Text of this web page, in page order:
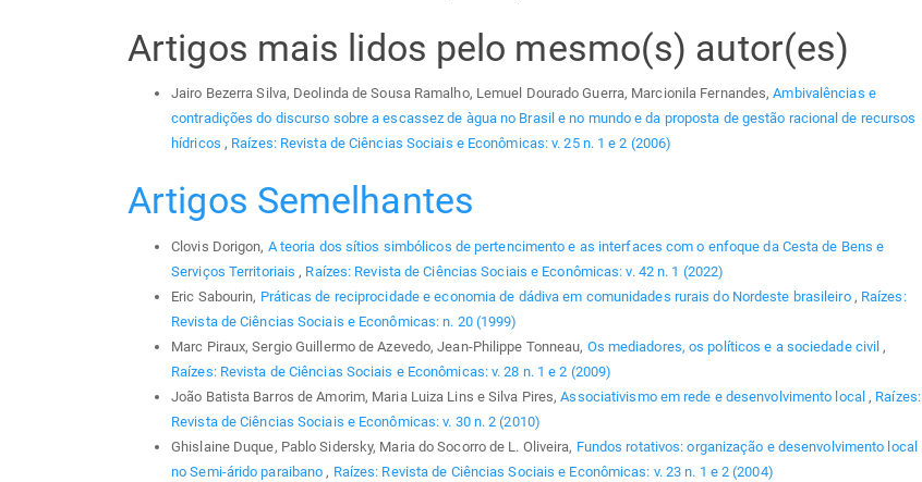
Artigos mais lidos pelo mesmo(s) autor(es)
Jairo Bezerra Silva, Deolinda de Sousa Ramalho, Lemuel Dourado Guerra, Marcionila Fernandes,Ambivalências e
contradições do discurso sobre a escassez de àgua no Brasil e no mundo e da proposta de gestão racional de recursos
hídricos , Raízes: Revista de Ciências Sociais e Econômicas: v. 25 n. 1 e 2 (2006)
Artigos Semelhantes
Clovis Dorigon, A teoria dos sítios simbólicos de pertencimento e as interfaces com o enfoque da Cesta de Bens e
Serviços Territoriais , Raízes: Revista de Ciências Sociais e Econômicas: v. 42 n. 1 (2022)
Eric Sabourin, Práticas de reciprocidade e economia de dádiva em comunidades rurais do Nordeste brasileiro , Raízes:
Revista de Ciências Sociais e Econômicas: n. 20 (1999)
Marc Piraux, Sergio Guillermo de Azevedo, Jean-Philippe Tonneau, Os mediadores, os políticos e a sociedade civil ,
Raízes: Revista de Ciências Sociais e Econômicas: v. 28 n. 1 e 2 (2009)
João Batista Barros de Amorim, Maria Luiza Lins e Silva Pires,Associativismo em rede e desenvolvimento local , Raízes:
Revista de Ciências Sociais e Econômicas: v. 30 n. 2 (2010)
Ghislaine Duque, Pablo Sidersky, Maria do Socorro de L. Oliveira, Fundos rotativos: organização e desenvolvimento local
no Semi-árido paraibano , Raízes: Revista de Ciências Sociais e Econômicas: v. 23 n. 1 e 2 (2004)